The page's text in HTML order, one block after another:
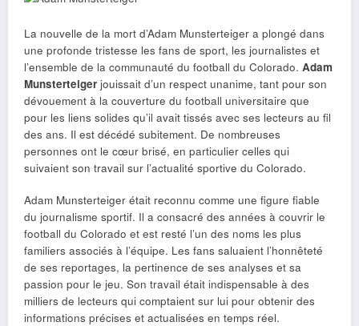
La nouvelle de la mort d’Adam Munsterteiger a plongé dans
une profonde tristesse les fans de sport, les journalistes et
l’ensemble de la communauté du football du Colorado. Adam
Munsterteiger jouissait d’un respect unanime, tant pour son
dévouement à la couverture du football universitaire que
pour les liens solides qu’il avait tissés avec ses lecteurs au fil
des ans. Il est décédé subitement. De nombreuses
personnes ont le cœur brisé, en particulier celles qui
suivaient son travail sur l’actualité sportive du Colorado.
Adam Munsterteiger était reconnu comme une figure fiable
du journalisme sportif. Il a consacré des années à couvrir le
football du Colorado et est resté l’un des noms les plus
familiers associés à l’équipe. Les fans saluaient l’honnêteté
de ses reportages, la pertinence de ses analyses et sa
passion pour le jeu. Son travail était indispensable à des
milliers de lecteurs qui comptaient sur lui pour obtenir des
informations précises et actualisées en temps réel.